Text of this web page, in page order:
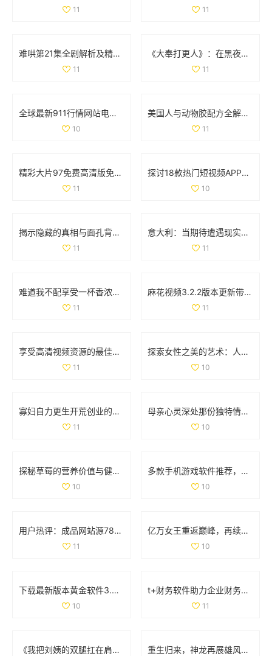
11 11
难哄第21集全剧解析及精彩剧情盘点，带你重温剧集魅力
11
《大奉打更人》：在黑夜中守护城池的勇士们的故事揭秘
11
全球最新911行情网站电视直播在线观看全攻略分享
10
美国人与动物胶配方全解析及相关图片分享
11
精彩大片97免费高清版免费观看，畅享视觉盛宴尽在此刻
11
探讨18款热门短视频APP下载量及其影响因素分析
10
揭示隐藏的真相与面孔背后的故事与秘密
11
意大利：当期待遭遇现实无法满足的无奈与困惑
11
难道我不配享受一杯香浓咖啡吗是谁提出的疑问
11
麻花视频3.2.2版本更新带来全新功能与用户体验提升解析
11
享受高清视频资源的最佳平台推荐与使用指南
11
探索女性之美的艺术：人体写真背后的故事与魅力
10
寡妇自力更生开荒创业的动人故事全40集免费观看
11
母亲心灵深处那份独特情感的漂流与沉淀
10
探秘草莓的营养价值与健康功效，让你的饮食更加丰富多彩
10
多款手机游戏软件推荐，适合18岁以上玩家畅玩体验
10
用户热评：成品网站源78w78的真实体验与建议分享
11
亿万女王重返巅峰，再续传奇人生与事业辉煌
10
下载最新版本黄金软件3.3.0，轻松体验全新功能与界面优化
10
t+财务软件助力企业财务管理高效升级的全新解决方案
11
《我把刘姨的双腿扛在肩上这个情节出现在哪一集中》 重生归来，神龙再展雄风的传奇冒险之旅